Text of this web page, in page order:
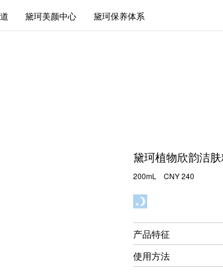
黛珂美颜中心 黛珂保养体系
黛珂植物欣韵洁
200mL CNY 240
产品特征
使用方法